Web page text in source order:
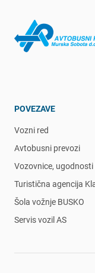
POVEZAVE
Vozni red
Avtobusni prevozi
Vozovnice,
Turistična agencija
Šola vožnje BUSKO
Servis vozil AS